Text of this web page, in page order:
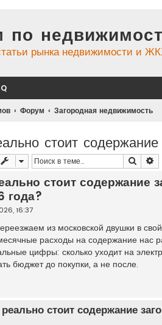
по
рынка недвижимости и
Форум Загородная недвижимость
стоит
Поиск
стоит содержание
года?
16:37
из московской двушки в
расходы на содержание нас
цифры: сколько уходит на
бюджет до покупки, а не после.
стоит содержание